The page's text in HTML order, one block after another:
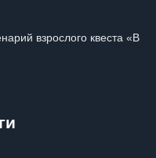
взрослого квеста «В